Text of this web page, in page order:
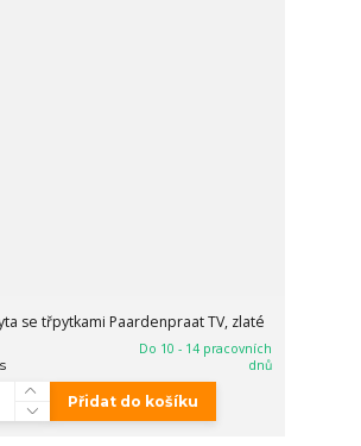
se třpytkami Paardenpraat TV, zlaté
Do 10 - 14 pracovních
dnů
Přidat do košíku